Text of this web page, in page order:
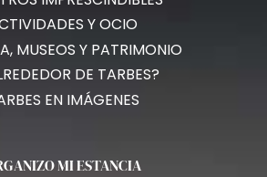
Y OCIO
MUSEOS Y PATRIMONIO
DE TARBES?
EN IMÁGENES
MI ESTANCIA